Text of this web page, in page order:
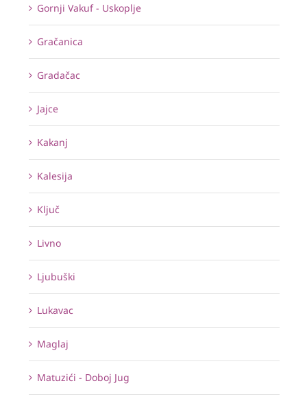
Gornji Vakuf - Uskoplje
Gračanica
Gradačac
Jajce
Kakanj
Kalesija
Ključ
Livno
Ljubuški
Lukavac
Maglaj
Matuzići - Doboj Jug